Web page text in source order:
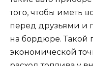
того, чтобы иметь
перед друзьями и
на бордюре. Такой
экономической